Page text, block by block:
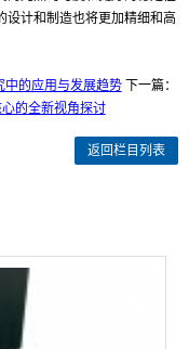
设计和制造也将更加精细和高
中的应用与发展趋势下一篇：
的全新视角探讨
返回栏目列表